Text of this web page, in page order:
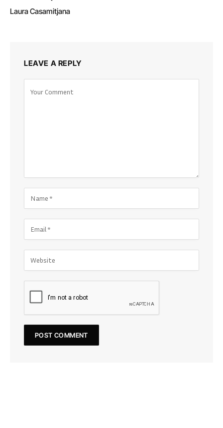
Laura Casamitjana
LEAVE A REPLY